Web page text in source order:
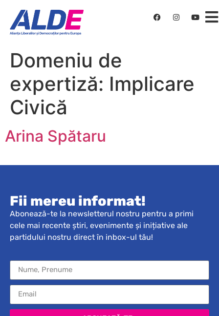
Domeniu de
expertiză: Implicare
Civică
Arina Spătaru
Fii mereu informat!
Abonează-te la newsletterul nostru pentru a primi
cele mai recente știri, evenimente și inițiative ale
partidului nostru direct în inbox-ul tău!